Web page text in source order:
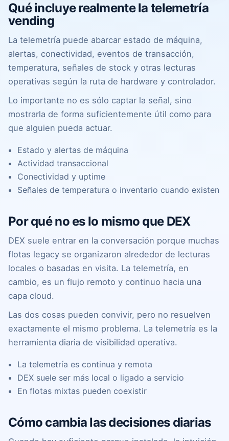
Qué incluye realmente la telemetría
vending
La telemetría puede abarcar estado de máquina,
alertas, conectividad, eventos de transacción,
temperatura, señales de stock y otras lecturas
operativas según la ruta de hardware y controlador.
Lo importante no es sólo captar la señal, sino
mostrarla de forma suficientemente útil como para
que alguien pueda actuar.
Estado y alertas de máquina
Actividad transaccional
Conectividad y uptime
Señales de temperatura o inventario cuando existen
Por qué no es lo mismo que DEX
DEX suele entrar en la conversación porque muchas
flotas legacy se organizaron alrededor de lecturas
locales o basadas en visita. La telemetría, en
cambio, es un flujo remoto y continuo hacia una
capa cloud.
Las dos cosas pueden convivir, pero no resuelven
exactamente el mismo problema. La telemetría es la
herramienta diaria de visibilidad operativa.
La telemetría es continua y remota
DEX suele ser más local o ligado a servicio
En flotas mixtas pueden coexistir
Cómo cambia las decisiones diarias